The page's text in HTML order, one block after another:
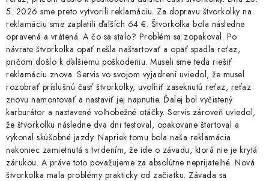
5. 2026 sme preto vytvorili reklamáciu. Za dopravu štvorkolky na
reklamáciu sme zaplatili ďalších 64 €. Štvorkolka bola následne
opravená a vrátená. A čo sa stalo? Problém sa zopakoval. Po
návrate štvorkolka opäť nešla naštartovať a opäť spadla reťaz,
pričom došlo k ďalšiemu poškodeniu. Museli sme teda riešiť
reklamáciu znova. Servis vo svojom vyjadrení uviedol, že musel
rozobrať príslušnú časť štvorkolky, uvoľniť zaseknutú reťaz, reťaz
znovu namontovať a nastaviť jej napnutie. Ďalej bol vyčistený
karburátor a nastavené voľnobežné otáčky. Servis zároveň uviedol,
že štvorkolku následne dva dni testoval, opakovane štartoval a
vykonal skúšobné jazdy. Napriek tomu bola naša reklamácia
nakoniec zamietnutá s tvrdením, že ide o závadu, ktorá nie je krytá
zárukou. A práve toto považujeme za absolútne neprijateľné. Nová
štvorkolka mala problémy prakticky od začiatku. Závada sa